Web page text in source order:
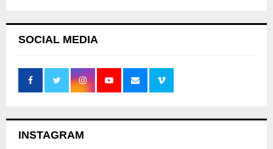
SOCIAL MEDIA
INSTAGRAM